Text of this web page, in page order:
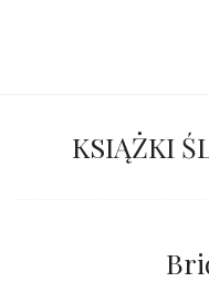
KSIĄŻKI